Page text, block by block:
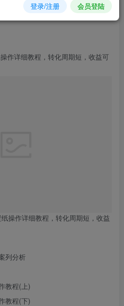
作详细教程 ，转化周期短，收益可
列分析
教程(上)
教程(下)
登录/注册 会员登陆